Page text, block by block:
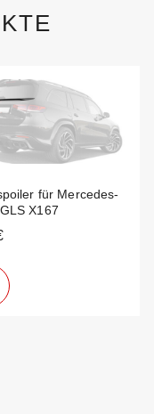
für Mercedes-
X167